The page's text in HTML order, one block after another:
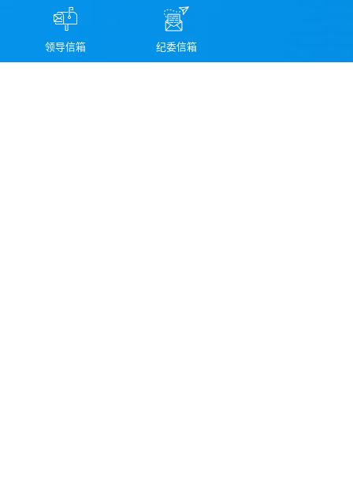
领导信箱 纪委信箱